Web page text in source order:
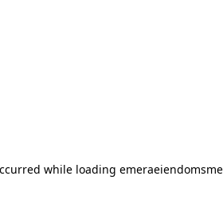
while loading